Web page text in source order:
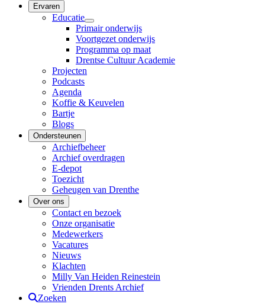
Ervaren
Educatie
Primair onderwijs
Voortgezet onderwijs
Programma op maat
Drentse Cultuur Academie
Projecten
Podcasts
Agenda
Koffie & Keuvelen
Bartje
Blogs
Ondersteunen
Archiefbeheer
Archief overdragen
E-depot
Toezicht
Geheugen van Drenthe
Over ons
Contact en bezoek
Onze organisatie
Medewerkers
Vacatures
Nieuws
Klachten
Milly Van Heiden Reinestein
Vrienden Drents Archief
Zoeken